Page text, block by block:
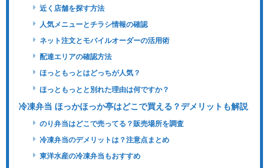
近く店舗を探す方法
人気メニューとチラシ情報の確認
ネット注文とモバイルオーダーの活用術
配達エリアの確認方法
ほっともっとはどっちが人気？
ほっともっとと別れた理由は何ですか？
冷凍弁当 ほっかほっか亭はどこで買える？デメリットも解説
のり弁当はどこで売ってる？販売場所を調査
冷凍弁当のデメリットは？注意点まとめ
東洋水産の冷凍弁当もおすすめ